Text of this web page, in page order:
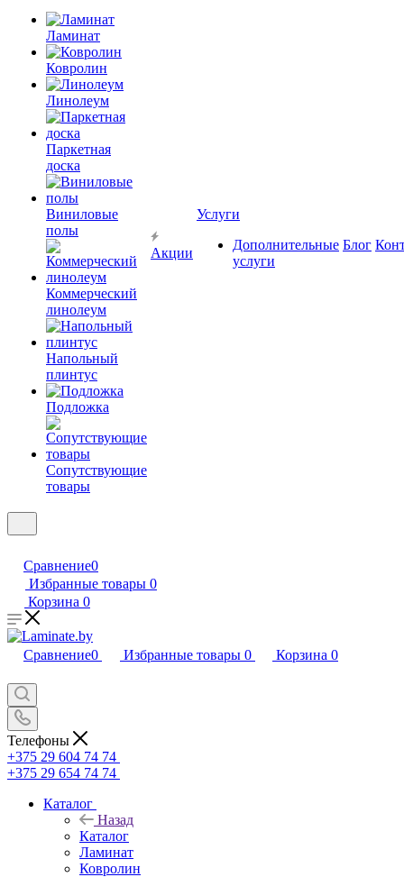
Ламинат
Ковролин
Линолеум
Паркетная
доска
Виниловые
полы
Коммерческий
линолеум
Напольный
плинтус
Подложка
Сопутствующие
товары
Акции
Услуги
Дополнительные
услуги
Блог
Сравнение0
Избранные товары 0
Корзина 0
Сравнение0 Избранные товары 0 Корзина 0
Телефоны
+375 29 604 74 74
+375 29 654 74 74
Каталог
Назад
Каталог
Ламинат
Ковролин